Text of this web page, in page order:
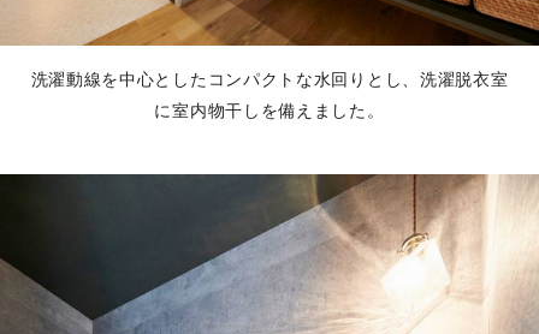
洗濯動線を中心としたコンパクトな水回りとし、洗濯脱衣室
に室内物干しを備えました。